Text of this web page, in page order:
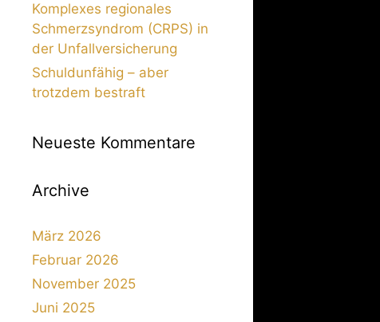
Komplexes regionales
Schmerzsyndrom (CRPS) in
der Unfallversicherung
Schuldunfähig – aber
trotzdem bestraft
Neueste Kommentare
Archive
März 2026
Februar 2026
November 2025
Juni 2025